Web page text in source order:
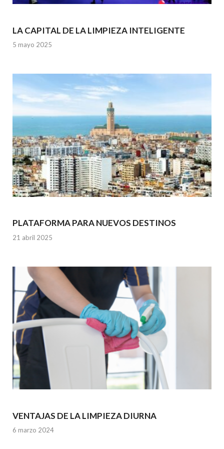
LA CAPITAL DE LA LIMPIEZA INTELIGENTE
5 mayo 2025
PLATAFORMA PARA NUEVOS DESTINOS
21 abril 2025
VENTAJAS DE LA LIMPIEZA DIURNA
6 marzo 2024